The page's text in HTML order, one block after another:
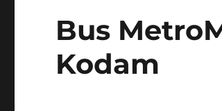
Bus
Kodam